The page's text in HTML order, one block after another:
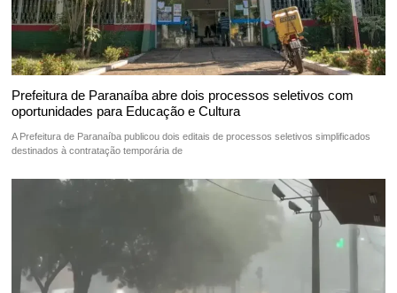
Prefeitura de Paranaíba abre dois processos seletivos com
oportunidades para Educação e Cultura
A Prefeitura de Paranaíba publicou dois editais de processos seletivos simplificados
destinados à contratação temporária de